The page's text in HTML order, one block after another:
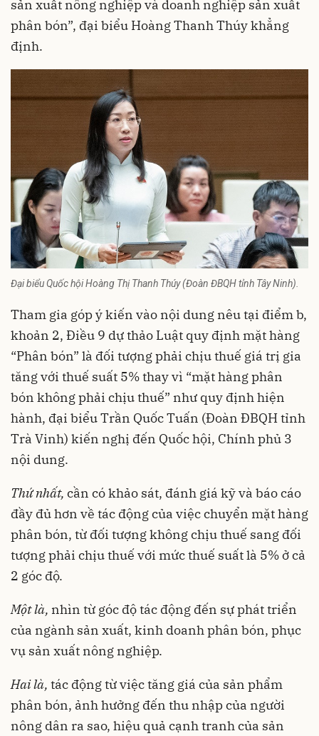
sản xuất nông nghiệp và doanh nghiệp sản xuất
phân bón”, đại biểu Hoàng Thanh Thúy khẳng
định.
Đại biểu Quốc hội Hoàng Thị Thanh Thúy (Đoàn ĐBQH tỉnh Tây Ninh).
Tham gia góp ý kiến vào nội dung nêu tại điểm b,
khoản 2, Điều 9 dự thảo Luật quy định mặt hàng
“Phân bón” là đối tượng phải chịu thuế giá trị gia
tăng với thuế suất 5% thay vì “mặt hàng phân
bón không phải chịu thuế” như quy định hiện
hành, đại biểu Trần Quốc Tuấn (Đoàn ĐBQH tỉnh
Trà Vinh) kiến nghị đến Quốc hội, Chính phủ 3
nội dung.
Thứ nhất, cần có khảo sát, đánh giá kỹ và báo cáo
đầy đủ hơn về tác động của việc chuyển mặt hàng
phân bón, từ đối tượng không chịu thuế sang đối
tượng phải chịu thuế với mức thuế suất là 5% ở cả
2 góc độ.
Một là, nhìn từ góc độ tác động đến sự phát triển
của ngành sản xuất, kinh doanh phân bón, phục
vụ sản xuất nông nghiệp.
Hai là, tác động từ việc tăng giá của sản phẩm
phân bón, ảnh hưởng đến thu nhập của người
nông dân ra sao, hiệu quả cạnh tranh của sản